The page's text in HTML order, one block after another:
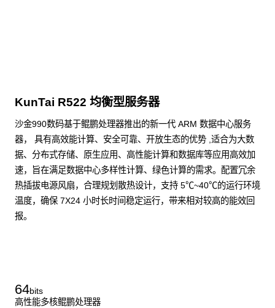
KunTai R522 均衡型服务器
沙金990数码基于鲲鹏处理器推出的新一代 ARM 数据中心服务
器， 具有高效能计算、安全可靠、开放生态的优势 ,适合为大数
据、分布式存储、原生应用、高性能计算和数据库等应用高效加
速，旨在满足数据中心多样性计算、绿色计算的需求。配置冗余
热插拔电源风扇，合理规划散热设计，支持 5℃~40℃的运行环境
温度，确保 7X24 小时长时间稳定运行，带来相对较高的能效回
报。
64bits
高性能多核鲲鹏处理器